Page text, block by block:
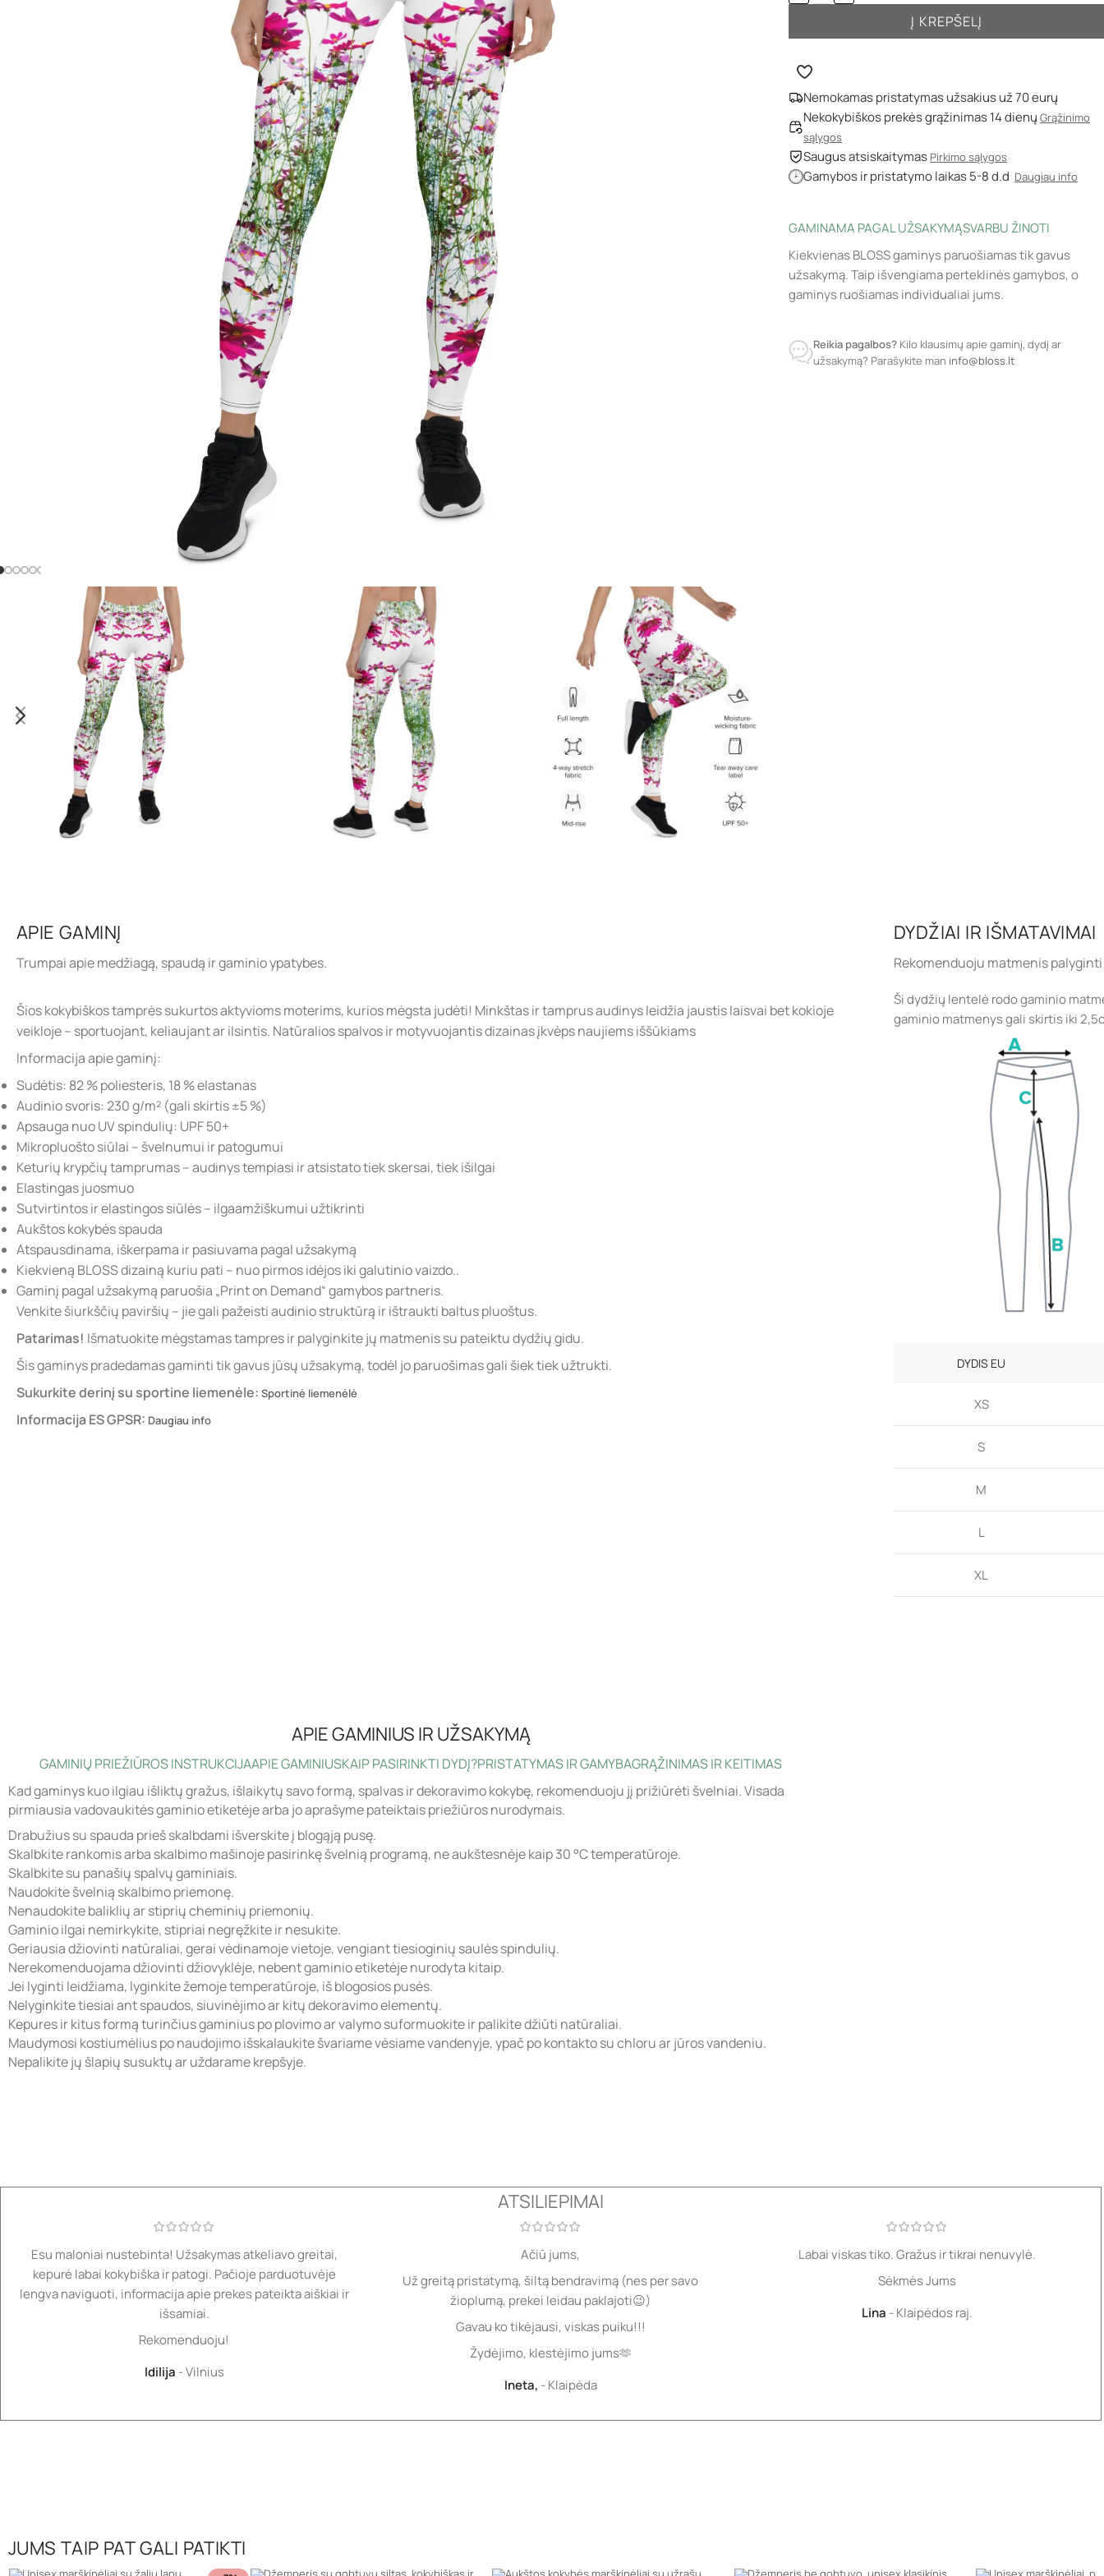
Į KREPŠELĮ
Nemokamas pristatymas užsakius už 70 eurų
Nekokybiškos prekės grąžinimas 14 dienų Grąžinimo
sąlygos
Saugus atsiskaitymas Pirkimo sąlygos
Gamybos ir pristatymo laikas 5-8 d.d Daugiau info
GAMINAMA PAGAL UŽSAKYMĄSVARBU ŽINOTI
Kiekvienas BLOSS gaminys paruošiamas tik gavus
užsakymą. Taip išvengiama perteklinės gamybos, o
gaminys ruošiamas individualiai jums.
Reikia pagalbos? Kilo klausimų apie gaminį, dydį ar
užsakymą? Parašykite man info@bloss.lt
APIE GAMINĮ
Trumpai apie medžiagą, spaudą ir gaminio ypatybes.
Šios kokybiškos tamprės sukurtos aktyvioms moterims, kurios mėgsta judėti! Minkštas ir tamprus audinys leidžia jaustis laisvai bet kokioje
veikloje – sportuojant, keliaujant ar ilsintis. Natūralios spalvos ir motyvuojantis dizainas įkvėps naujiems iššūkiams
Informacija apie gaminį:
Sudėtis: 82 % poliesteris, 18 % elastanas
Audinio svoris: 230 g/m² (gali skirtis ±5 %)
Apsauga nuo UV spindulių: UPF 50+
Mikropluošto siūlai – švelnumui ir patogumui
Keturių krypčių tamprumas – audinys tempiasi ir atsistato tiek skersai, tiek išilgai
Elastingas juosmuo
Sutvirtintos ir elastingos siūlės – ilgaamžiškumui užtikrinti
Aukštos kokybės spauda
Atspausdinama, iškerpama ir pasiuvama pagal užsakymą
Kiekvieną BLOSS dizainą kuriu pati – nuo pirmos idėjos iki galutinio vaizdo..
Gaminį pagal užsakymą paruošia „Print on Demand“ gamybos partneris.
Venkite šiurkščių paviršių – jie gali pažeisti audinio struktūrą ir ištraukti baltus pluoštus.
Patarimas! Išmatuokite mėgstamas tampres ir palyginkite jų matmenis su pateiktu dydžių gidu.
Šis gaminys pradedamas gaminti tik gavus jūsų užsakymą, todėl jo paruošimas gali šiek tiek užtrukti.
Sukurkite derinį su sportine liemenėle: Sportinė liemenėlė
Informacija ES GPSR: Daugiau info
DYDŽIAI IR IŠMATAVIMAI
Rekomenduoju matmenis
Ši dydžių lentelė rodo gaminio
gaminio matmenys gali skirtis iki
DYDIS EU
XS
S
M
L
XL
APIE GAMINIUS IR UŽSAKYMĄ
GAMINIŲ PRIEŽIŪROS INSTRUKCIJAAPIE GAMINIUSKAIP PASIRINKTI DYDĮ?PRISTATYMAS IR GAMYBAGRĄŽINIMAS IR KEITIMAS
Kad gaminys kuo ilgiau išliktų gražus, išlaikytų savo formą, spalvas ir dekoravimo kokybę, rekomenduoju jį prižiūrėti švelniai. Visada
pirmiausia vadovaukitės gaminio etiketėje arba jo aprašyme pateiktais priežiūros nurodymais.
Drabužius su spauda prieš skalbdami išverskite į blogąją pusę.
Skalbkite rankomis arba skalbimo mašinoje pasirinkę švelnią programą, ne aukštesnėje kaip 30 °C temperatūroje.
Skalbkite su panašių spalvų gaminiais.
Naudokite švelnią skalbimo priemonę.
Nenaudokite baliklių ar stiprių cheminių priemonių.
Gaminio ilgai nemirkykite, stipriai negręžkite ir nesukite.
Geriausia džiovinti natūraliai, gerai vėdinamoje vietoje, vengiant tiesioginių saulės spindulių.
Nerekomenduojama džiovinti džiovyklėje, nebent gaminio etiketėje nurodyta kitaip.
Jei lyginti leidžiama, lyginkite žemoje temperatūroje, iš blogosios pusės.
Nelyginkite tiesiai ant spaudos, siuvinėjimo ar kitų dekoravimo elementų.
Kepures ir kitus formą turinčius gaminius po plovimo ar valymo suformuokite ir palikite džiūti natūraliai.
Maudymosi kostiumėlius po naudojimo išskalaukite švariame vėsiame vandenyje, ypač po kontakto su chloru ar jūros vandeniu.
Nepalikite jų šlapių susuktų ar uždarame krepšyje.
ATSILIEPIMAI
Esu maloniai nustebinta! Užsakymas atkeliavo greitai,
kepurė labai kokybiška ir patogi. Pačioje parduotuvėje
lengva naviguoti, informacija apie prekes pateikta aiškiai ir
išsamiai.
Rekomenduoju!
Idilija
Vilnius
Ačiū jums,
Už greitą pristatymą, šiltą bendravimą (nes per savo
žioplumą, prekei leidau paklajoti😉)
Gavau ko tikėjausi, viskas puiku!!!
Žydėjimo, klestėjimo jums🫶
Ineta,
Klaipėda
Labai viskas tiko. Gražus ir tikrai nenuvylė.
Sėkmės Jums
Lina
Klaipėdos raj.
JUMS TAIP PAT GALI PATIKTI